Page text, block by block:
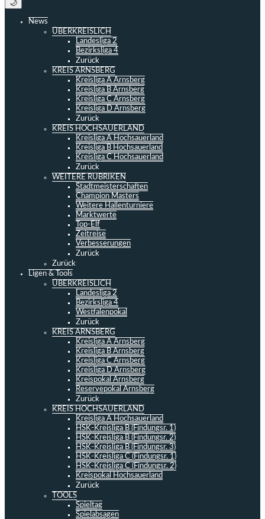
🌙
News
ÜBERKREISLICH
Landesliga 2
Bezirksliga 4
Zurück
KREIS ARNSBERG
Kreisliga A Arnsberg
Kreisliga B Arnsberg
Kreisliga C Arnsberg
Kreisliga D Arnsberg
Zurück
KREIS HOCHSAUERLAND
Kreisliga A Hochsauerland
Kreisliga B Hochsauerland
Kreisliga C Hochsauerland
Zurück
WEITERE RUBRIKEN
Stadtmeisterschaften
Champion Masters
Weitere Hallenturniere
Marktwerte
Top-Elf
Zeitreise
Verbesserungen
Zurück
Zurück
Ligen & Tools
ÜBERKREISLICH
Landesliga 2
Bezirksliga 4
Westfalenpokal
Zurück
KREIS ARNSBERG
Kreisliga A Arnsberg
Kreisliga B Arnsberg
Kreisliga C Arnsberg
Kreisliga D Arnsberg
Kreispokal Arnsberg
Reservepokal Arnsberg
Zurück
KREIS HOCHSAUERLAND
Kreisliga A Hochsauerland
HSK-Kreisliga B (Findungsr. 1)
HSK-Kreisliga B (Findungsr. 2)
HSK-Kreisliga B (Findungsr. 3)
HSK-Kreisliga C (Findungsr. 1)
HSK-Kreisliga C (Findungsr. 2)
Kreispokal Hochsauerland
Zurück
TOOLS
Spieltag
Spielabsagen